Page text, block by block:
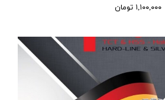
۱,۱۰۰,۰۰۰ تومان